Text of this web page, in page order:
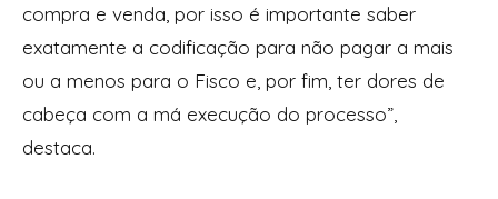
compra e venda, por isso é importante saber
exatamente a codificação para não pagar a mais
ou a menos para o Fisco e, por fim, ter dores de
cabeça com a má execução do processo”,
destaca.